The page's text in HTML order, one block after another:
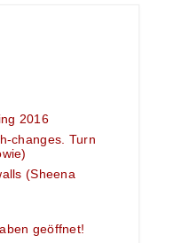
2016
changes. Turn
(Sheena
geöffnet!